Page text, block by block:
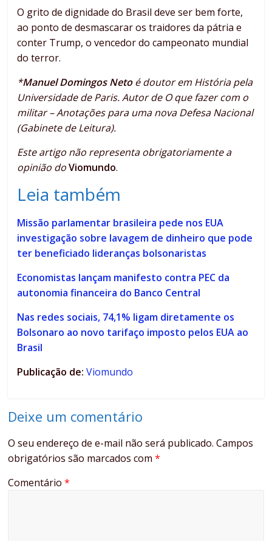
O grito de dignidade do Brasil deve ser bem forte,
ao ponto de desmascarar os traidores da pátria e
conter Trump, o vencedor do campeonato mundial
do terror.
*Manuel Domingos Netoé doutor em História pela
Universidade de Paris. Autor de O que fazer com o
militar – Anotações para uma nova Defesa Nacional
(Gabinete de Leitura).
Este artigo não representa obrigatoriamente a
opinião do Viomundo.
Leia também
Missão parlamentar brasileira pede nos EUA
investigação sobre lavagem de dinheiro que pode
ter beneficiado lideranças bolsonaristas
Economistas lançam manifesto contra PEC da
autonomia financeira do Banco Central
Nas redes sociais, 74,1% ligam diretamente os
Bolsonaro ao novo tarifaço imposto pelos EUA ao
Brasil
Publicação de:Viomundo
Deixe um comentário
O seu endereço de e-mail não será publicado. Campos
obrigatórios são marcados com*
Comentário*